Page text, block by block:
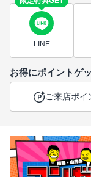
LINE
お得にポイントゲ
ご来店ポイ